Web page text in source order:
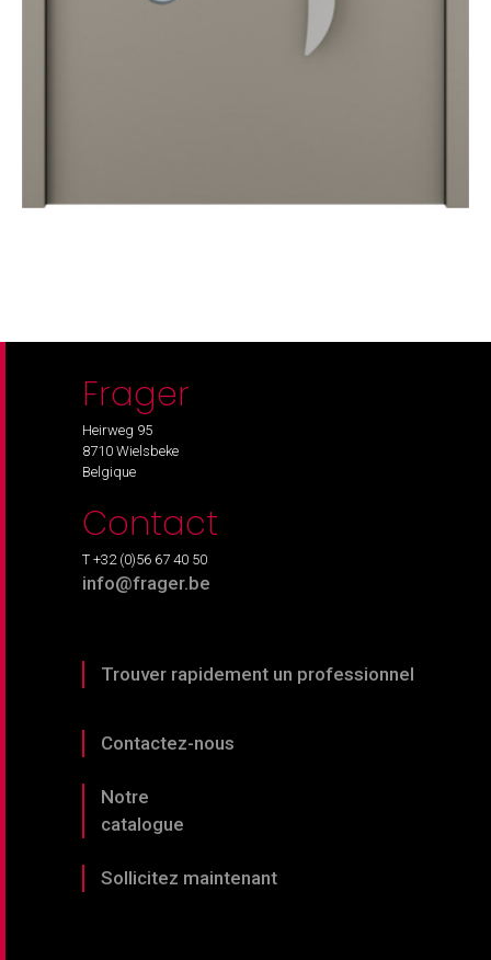
Frager
Heirweg 95
8710 Wielsbeke
Belgique
Contact
T +32 (0)56 67 40 50
info@frager.be
Trouver rapidement un professionnel
Contactez-nous
Notre
catalogue
Sollicitez maintenant